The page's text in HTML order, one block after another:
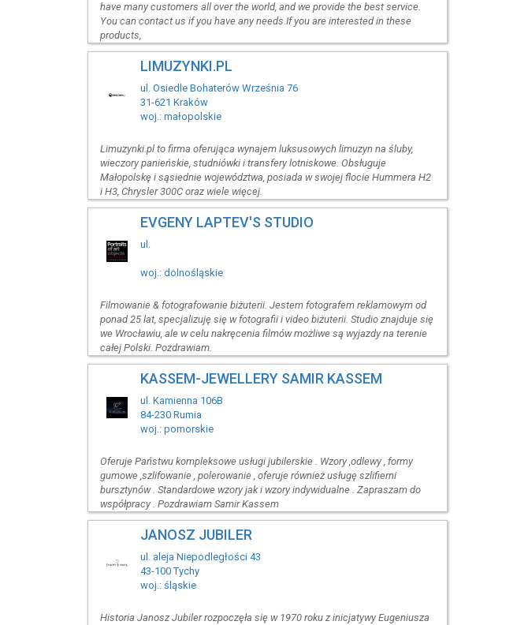
have many customers all over the world, and we provide the best service.
You can contact us if you have any needs.If you are interested in these
products,
LIMUZYNKI.PL
ul. Osiedle Bohaterów Września 76
31-621 Kraków
woj.: małopolskie
Limuzynki.pl to firma oferująca wynajem luksusowych limuzyn na śluby,
wieczory panieńskie, studniówki i transfery lotniskowe. Obsługuje
Małopolskę i sąsiednie województwa, posiada w swojej flocie Hummera H2
i H3, Chrysler 300C oraz wiele więcej.
EVGENY LAPTEV'S STUDIO
ul.
woj.: dolnośląskie
Filmowanie & fotografowanie biżuterii. Jestem fotografem reklamowym od
ponad 25 lat, specjalizuję się w fotografii i video biżuterii. Studio znajduje się
we Wrocławiu, ale w celu nakręcenia filmów możliwe są wyjazdy na terenie
całej Polski. Pozdrawiam.
KASSEM-JEWELLERY SAMIR KASSEM
ul. Kamienna 106B
84-230 Rumia
woj.: pomorskie
Oferuje Państwu kompleksowe usługi jubilerskie . Wzory ,odlewy , formy
gumowe ,szlifowanie , polerowanie , oferuje również usługę szlifierni
bursztynów . Standardowe wzory jak i wzory indywidualne . Zapraszam do
współpracy . Pozdrawiam Samir Kassem
JANOSZ JUBILER
ul. aleja Niepodległości 43
43-100 Tychy
woj.: śląskie
Historia Janosz Jubiler rozpoczęła się w 1970 roku z inicjatywy Eugeniusza